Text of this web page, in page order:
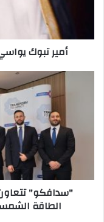
أمير تبوك
الشمسية
الطاقة